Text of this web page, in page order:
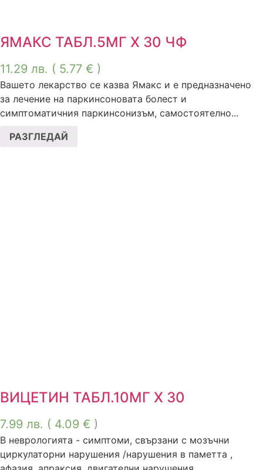
ЯМАКС ТАБЛ.5МГ Х 30 ЧФ
11.29 лв. ( 5.77 € )
Вашето лекарство се казва Ямакс и е предназначено
за лечение на паркинсоновата болест и
симптоматичния паркинсонизъм, самостоятелно...
РАЗГЛЕДАЙ
ВИЦЕТИН ТАБЛ.10МГ Х 30
7.99 лв. ( 4.09 € )
В неврологията - симптоми, свързани с мозъчни
циркулаторни нарушения /нарушения в паметта ,